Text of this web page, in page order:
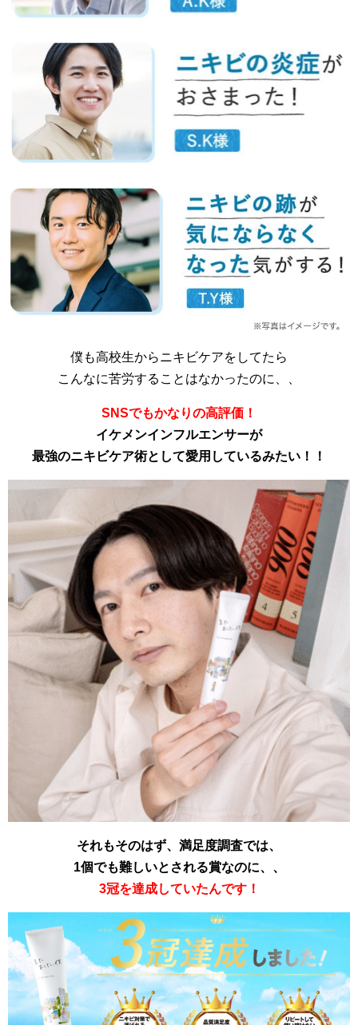
僕も高校生からニキビケアをしてたら
こんなに苦労することはなかったのに、、
SNSでもかなりの高評価！
イケメンインフルエンサーが
最強のニキビケア術として愛用しているみたい！！
それもそのはず、満足度調査では、
1個でも難しいとされる賞なのに、、
3冠を達成していたんです！